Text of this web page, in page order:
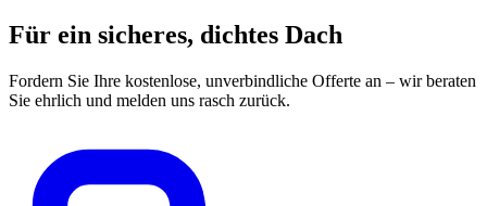
Für ein sicheres, dichtes Dach
Fordern Sie Ihre kostenlose, unverbindliche Offerte an – wir beraten
Sie ehrlich und melden uns rasch zurück.